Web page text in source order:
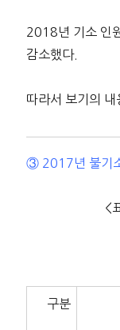
2018년 기소 인
감소했다.
따라서 보기의 내
③ 2017년 불기
<
구분